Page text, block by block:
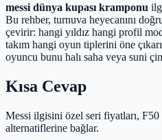
messi dünya kupası kramponu
Bu rehber, turnuva heyecanını
çevirir: hangi yıldız hangi profil
takım hangi oyun tiplerini öne
oyuncu bunu halı saha veya suni
Kısa Cevap
Messi ilgisini özel seri fiyatları,
alternatiflerine bağlar.